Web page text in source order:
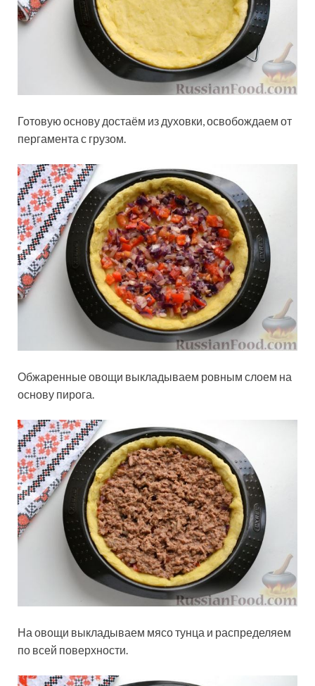
Готовую основу достаём из духовки, освобождаем от
пергамента с грузом.
Обжаренные овощи выкладываем ровным слоем на
основу пирога.
На овощи выкладываем мясо тунца и распределяем
по всей поверхности.